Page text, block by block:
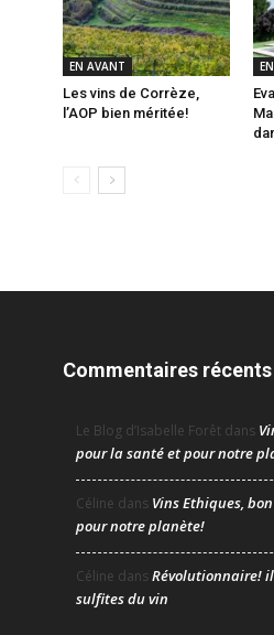
EN AVANT
Les vins de Corrèze,
l’AOP bien méritée!
Commentaires récents
Le Blog d’Isabelle Forêt dans
pour la santé et pour notre
Céline dans Vins Ethiques,
pour notre planète!
Céline dansRévolutionnaire!
sulfites du vin